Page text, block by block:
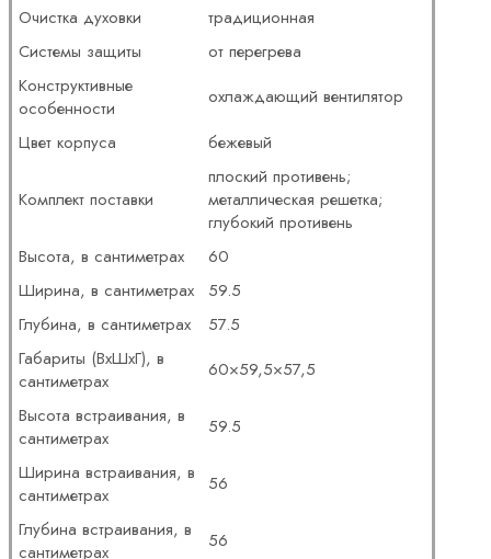
Очистка духовки
традиционная
Системы защиты
от перегрева
Конструктивные
особенности
охлаждающий вентилятор
Цвет корпуса
бежевый
Комплект поставки
плоский противень;
металлическая решетка;
глубокий противень
Высота, в сантиметрах
60
Ширина, в сантиметрах
59.5
Глубина, в сантиметрах
57.5
Габариты (ВxШxГ), в
сантиметрах
60×59,5×57,5
Высота встраивания, в
сантиметрах
59.5
Ширина встраивания, в
сантиметрах
56
Глубина встраивания, в
сантиметрах
56